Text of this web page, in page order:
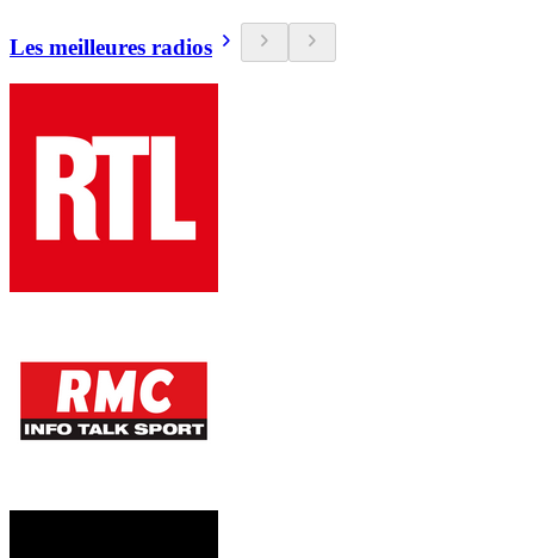
Les meilleures radios